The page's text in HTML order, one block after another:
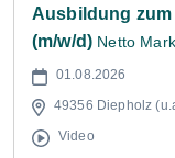
Ausbildung zum
(m/w/d) Netto
01.08.2026
49356 Diepholz
Video